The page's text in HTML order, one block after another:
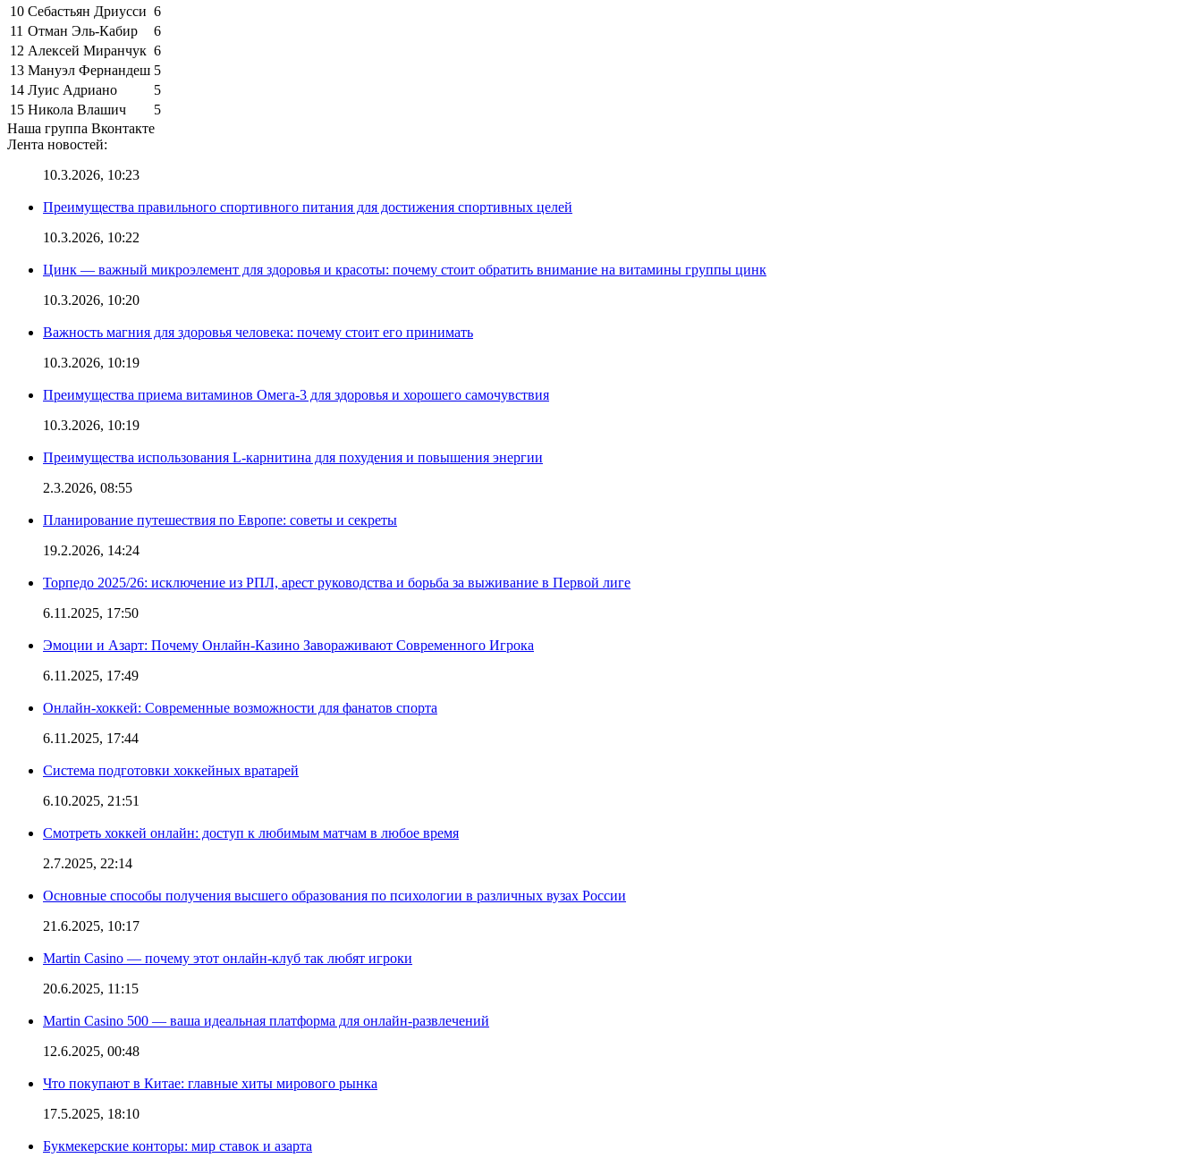
10 Себастьян Дриусси 6
11 Отман Эль-Кабир
6
12 Алексей Миранчук 6
13 Мануэл Фернандеш 5
14 Луис Адриано
5
15 Никола Влашич
5
Наша группа Вконтакте
Лента новостей:
10.3.2026, 10:23
Преимущества правильного спортивного питания для достижения спортивных целей
10.3.2026, 10:22
Цинк — важный микроэлемент для здоровья и красоты: почему стоит обратить внимание на витамины группы цинк
10.3.2026, 10:20
Важность магния для здоровья человека: почему стоит его принимать
10.3.2026, 10:19
Преимущества приема витаминов Омега-3 для здоровья и хорошего самочувствия
10.3.2026, 10:19
Преимущества использования L-карнитина для похудения и повышения энергии
2.3.2026, 08:55
Планирование путешествия по Европе: советы и секреты
19.2.2026, 14:24
Торпедо 2025/26: исключение из РПЛ, арест руководства и борьба за выживание в Первой лиге
6.11.2025, 17:50
Эмоции и Азарт: Почему Онлайн-Казино Завораживают Современного Игрока
6.11.2025, 17:49
Онлайн-хоккей: Современные возможности для фанатов спорта
6.11.2025, 17:44
Система подготовки хоккейных вратарей
6.10.2025, 21:51
Смотреть хоккей онлайн: доступ к любимым матчам в любое время
2.7.2025, 22:14
Основные способы получения высшего образования по психологии в различных вузах России
21.6.2025, 10:17
Martin Casino — почему этот онлайн-клуб так любят игроки
20.6.2025, 11:15
Martin Casino 500 — ваша идеальная платформа для онлайн-развлечений
12.6.2025, 00:48
Что покупают в Китае: главные хиты мирового рынка
17.5.2025, 18:10
Букмекерские конторы: мир ставок и азарта